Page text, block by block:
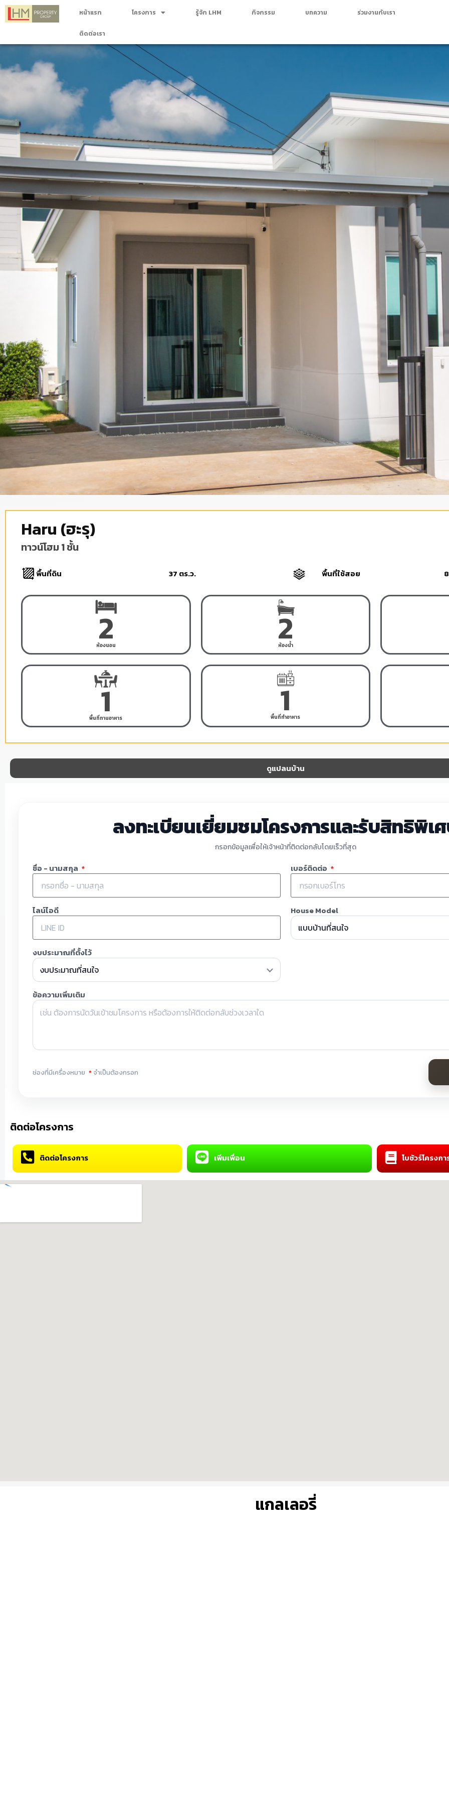
หน้าแรก โครงการ รู้จัก LHM กิจกรรม บทความ ร่วมงานกับเรา
ติดต่อเรา
Haru (ฮะรุ)
ทาวน์โฮม 1 ชั้น
พื้นที่ดิน 37 ตร.ว. พื้นที่ใช้สอย
2
ห้องนอน 2
ห้องน้ำ
1
พื้นที่ทานอาหาร 1
พื้นที่ทำอาหาร
ดูแปลนบ้าน
ลงทะเบียนเยี่ยมชมโครงการและรับสิทธิพิเ
กรอกข้อมูลเพื่อให้เจ้าหน้าที่ติดต่อกลับโดยเร็วที่สุด
ชื่อ - นามสกุล * เบอร์ติดต่อ *
ไลน์ไอดี House Model
งบประมาณที่ตั้งไว้
ข้อความเพิ่มเติม
ช่องที่มีเครื่องหมาย * จำเป็นต้องกรอก
ติดต่อโครงการ
ติดต่อโครงการ เพิ่มเพื่อน โบชัวร์โครงกา
แกลเลอรี่